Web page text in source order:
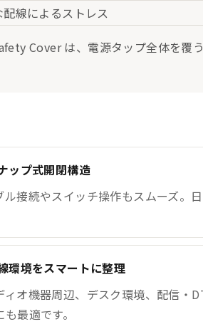
線によるストレス
Cover は、電源タップ全体を覆
ップ式開閉構造
ル接続やスイッチ操作もスムーズ。
環境をスマートに整理
ィオ機器周辺、デスク環境、配信・
も最適です。